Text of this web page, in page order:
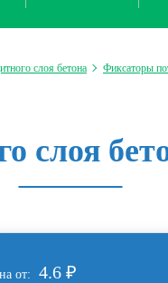
слоя бетона Фиксаторы
слоя
от: 4.6 ₽